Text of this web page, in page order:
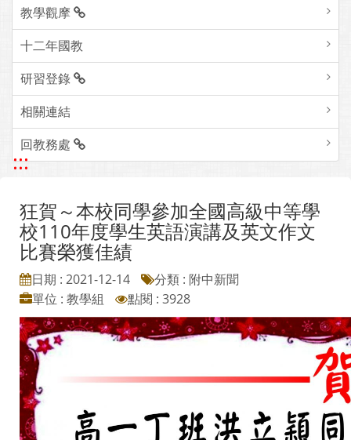
教學觀摩
十二年國教
研習登錄
相關連結
回教務處
:::
狂賀～本校同學參加全國高級中等學
校110年度學生英語演講及英文作文
比賽榮獲佳績
日期 : 2021-12-14
分類 : 附中新聞
單位 : 教學組
點閱 : 3928